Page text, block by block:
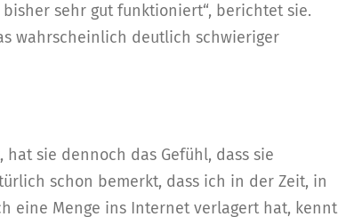
sehr gut funktioniert“, berichtet sie.
wahrscheinlich deutlich schwieriger
sie dennoch das Gefühl, dass sie
schon bemerkt, dass ich in der Zeit, in
eine Menge ins Internet verlagert hat, kennt